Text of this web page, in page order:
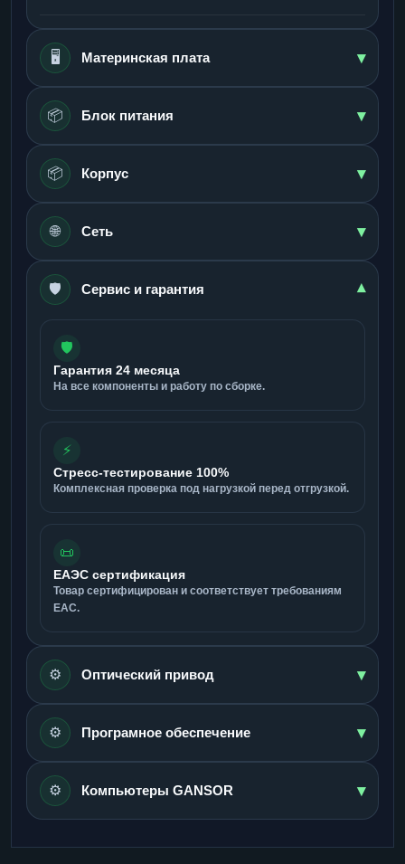
🖥️ Материнская плата ▾
📦 Блок питания ▾
📦 Корпус ▾
🌐 Сеть ▾
🛡️ Сервис и гарантия ▾
🛡️
Гарантия 24 месяца
На все компоненты и работу по сборке.
⚡
Стресс-тестирование 100%
Комплексная проверка под нагрузкой перед отгрузкой.
📜
ЕАЭС сертификация
Товар сертифицирован и соответствует требованиям
ЕАС.
⚙️ Оптический привод ▾
⚙️ Програмное обеспечение ▾
⚙️ Компьютеры GANSOR ▾